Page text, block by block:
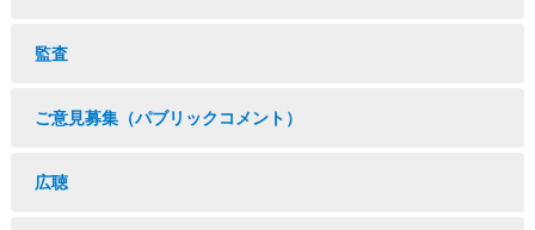
監査
ご意見募集（パブリックコメント）
広聴